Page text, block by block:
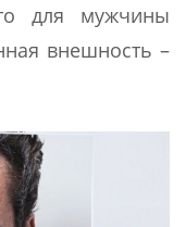
для мужчины
внешность –